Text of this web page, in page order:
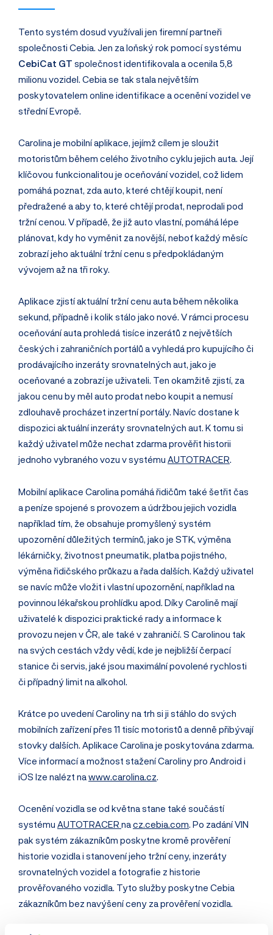
Tento systém dosud využívali jen firemní partneři
společnosti Cebia. Jen za loňský rok pomocí systému
CebiCat GT společnost identifikovala a ocenila 5,8
milionu vozidel. Cebia se tak stala největším
poskytovatelem online identifikace a ocenění vozidel ve
střední Evropě.
Carolina je mobilní aplikace, jejímž cílem je sloužit
motoristům během celého životního cyklu jejich auta. Její
klíčovou funkcionalitou je oceňování vozidel, což lidem
pomáhá poznat, zda auto, které chtějí koupit, není
předražené a aby to, které chtějí prodat, neprodali pod
tržní cenou. V případě, že již auto vlastní, pomáhá lépe
plánovat, kdy ho vyměnit za novější, neboť každý měsíc
zobrazí jeho aktuální tržní cenu s předpokládaným
vývojem až na tři roky.
Aplikace zjistí aktuální tržní cenu auta během několika
sekund, případně i kolik stálo jako nové. V rámci procesu
oceňování auta prohledá tisíce inzerátů z největších
českých i zahraničních portálů a vyhledá pro kupujícího či
prodávajícího inzeráty srovnatelných aut, jako je
oceňované a zobrazí je uživateli. Ten okamžitě zjistí, za
jakou cenu by měl auto prodat nebo koupit a nemusí
zdlouhavě procházet inzertní portály. Navíc dostane k
dispozici aktuální inzeráty srovnatelných aut. K tomu si
každý uživatel může nechat zdarma prověřit historii
jednoho vybraného vozu v systému AUTOTRACER.
Mobilní aplikace Carolina pomáhá řidičům také šetřit čas
a peníze spojené s provozem a údržbou jejich vozidla
například tím, že obsahuje promyšlený systém
upozornění důležitých termínů, jako je STK, výměna
lékárničky, životnost pneumatik, platba pojistného,
výměna řidičského průkazu a řada dalších. Každý uživatel
se navíc může vložit i vlastní upozornění, například na
povinnou lékařskou prohlídku apod. Díky Carolině mají
uživatelé k dispozici praktické rady a informace k
provozu nejen v ČR, ale také v zahraničí. S Carolinou tak
na svých cestách vždy vědí, kde je nejbližší čerpací
stanice či servis, jaké jsou maximální povolené rychlosti
či případný limit na alkohol.
Krátce po uvedení Caroliny na trh si ji stáhlo do svých
mobilních zařízení přes 11 tisíc motoristů a denně přibývají
stovky dalších. Aplikace Carolina je poskytována zdarma.
Více informací a možnost stažení Caroliny pro Android i
iOS lze nalézt nawww.carolina.cz.
Ocenění vozidla se od května stane také součástí
systému AUTOTRACER nacz.cebia.com. Po zadání VIN
pak systém zákazníkům poskytne kromě prověření
historie vozidla i stanovení jeho tržní ceny, inzeráty
srovnatelných vozidel a fotografie z historie
prověřovaného vozidla. Tyto služby poskytne Cebia
zákazníkům bez navýšení ceny za prověření vozidla.